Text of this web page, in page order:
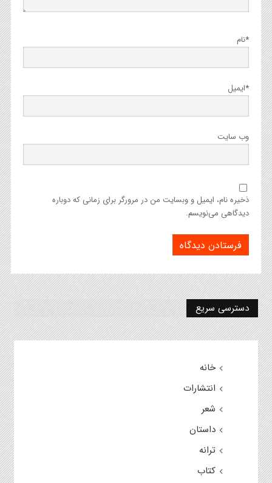
نام*
ایمیل*
وب‌ سایت
ذخیره نام، ایمیل و وبسایت من در مرورگر برای زمانی که دوباره
دیدگاهی می‌نویسم.
دسترسی سریع
خانه
انتشارات
شعر
داستان
ترانه
کتاب